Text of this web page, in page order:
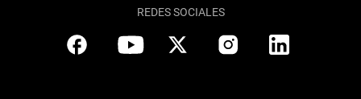
REDES SOCIALES